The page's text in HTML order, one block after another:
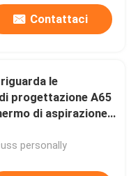
Contattaci
le
progettazione A65
di aspirazione
circolare di
personally